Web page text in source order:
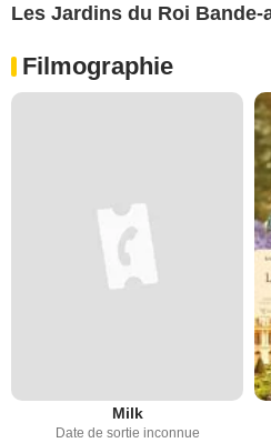
Les Jardins du Roi Bande-
Filmographie
Milk
Date de sortie inconnue